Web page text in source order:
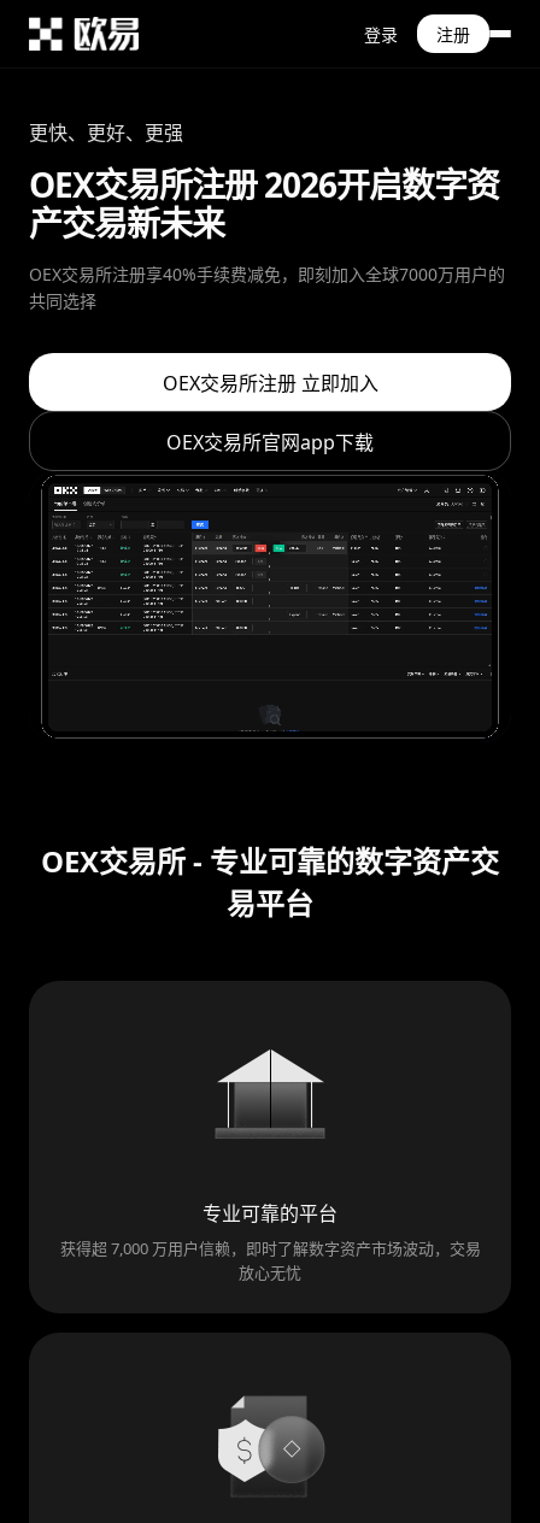
登录 注册
更快、更好、更强
OEX交易所注册 2026开启数字资
产交易新未来
OEX交易所注册享40%手续费减免，即刻加入全球7000万用户的
共同选择
OEX交易所注册 立即加入
OEX交易所官网app下载
OEX交易所 - 专业可靠的数字资产交
易平台
专业可靠的平台
获得超 7,000 万用户信赖，即时了解数字资产市场波动，交易
放心无忧